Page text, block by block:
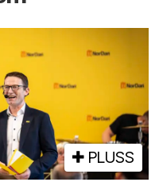
PLUSS